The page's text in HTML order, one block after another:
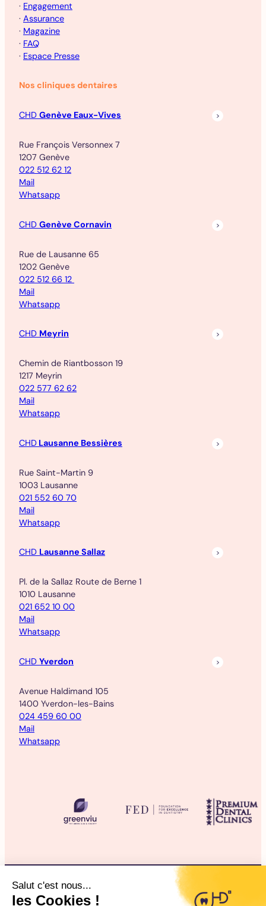
· Engagement
· Assurance
· Magazine
· FAQ
· Espace Presse
Nos cliniques dentaires
CHD Genève Eaux-Vives
Rue François Versonnex 7
1207 Genève
022 512 62 12
Mail
Whatsapp
CHD Genève Cornavin
Rue de Lausanne 65
1202 Genève
022 512 66 12
Mail
Whatsapp
CHD Meyrin
Chemin de Riantbosson 19
1217 Meyrin
022 577 62 62
Mail
Whatsapp
CHD Lausanne Bessières
Rue Saint-Martin 9
1003 Lausanne
021 552 60 70
Mail
Whatsapp
CHD Lausanne Sallaz
Pl. de la Sallaz Route de Berne 1
1010 Lausanne
021 652 10 00
Mail
Whatsapp
CHD Yverdon
Avenue Haldimand 105
1400 Yverdon-les-Bains
024 459 60 00
Mail
Whatsapp
©2025 CHD Clinique d’Hygiène Dentaire